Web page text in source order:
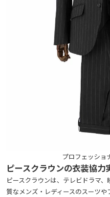
プロフェッショ
ピースクラウンの衣装協力
ピースクラウンは、テレビドラマ
質なメンズ・レディースのスーツ